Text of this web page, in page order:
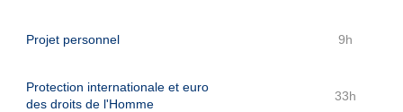
Projet personnel 9h
Protection internationale et euro
des droits de l'Homme
33h